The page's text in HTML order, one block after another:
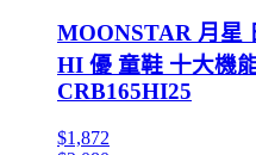
MOONSTAR 月星
HI 優 童鞋 十大機
CRB165HI25
$1,872